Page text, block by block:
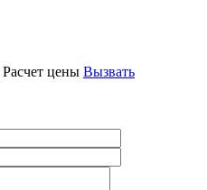
Расчет цены Вызвать